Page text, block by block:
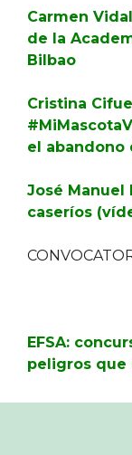
Carmen
de la
Bilbao
Cristina
el abandono
José Manuel
caseríos
EFSA:
peligros que